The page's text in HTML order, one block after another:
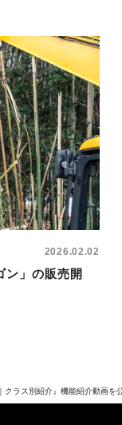
2026.02.02
ン」の販売開
クラス別紹介』機能紹介動画を